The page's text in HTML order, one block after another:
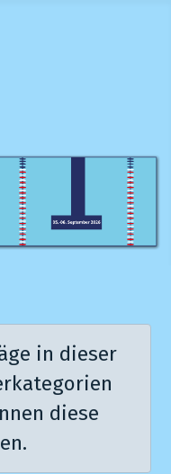
in dieser
diese